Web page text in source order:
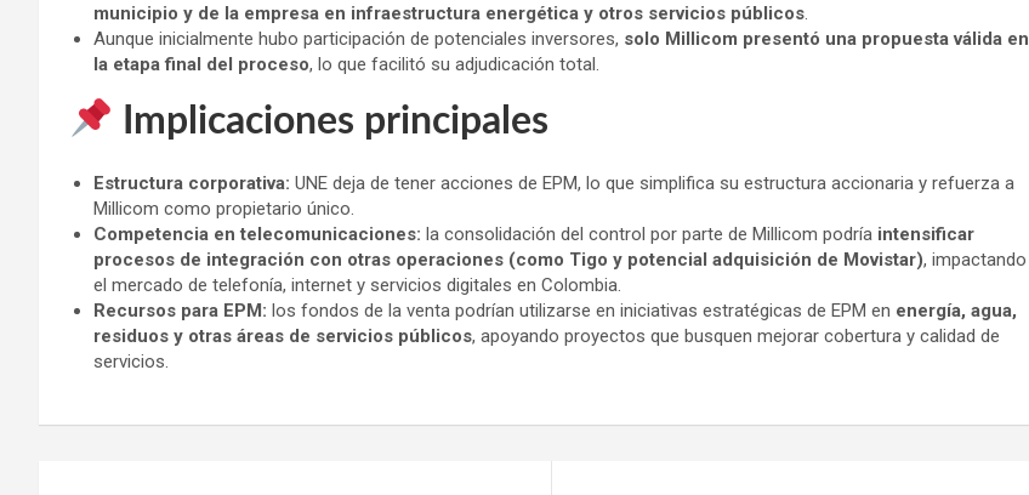
municipio y de la empresa en infraestructura energética y otros servicios públicos.
Aunque inicialmente hubo participación de potenciales inversores, solo Millicom presentó una propuesta válida en
la etapa final del proceso, lo que facilitó su adjudicación total.
Implicaciones principales
Estructura corporativa: UNE deja de tener acciones de EPM, lo que simplifica su estructura accionaria y refuerza a
Millicom como propietario único.
Competencia en telecomunicaciones: la consolidación del control por parte de Millicom podría intensificar
procesos de integración con otras operaciones (como Tigo y potencial adquisición de Movistar), impactando
el mercado de telefonía, internet y servicios digitales en Colombia.
Recursos para EPM: los fondos de la venta podrían utilizarse en iniciativas estratégicas de EPM en energía, agua,
residuos y otras áreas de servicios públicos, apoyando proyectos que busquen mejorar cobertura y calidad de
servicios.